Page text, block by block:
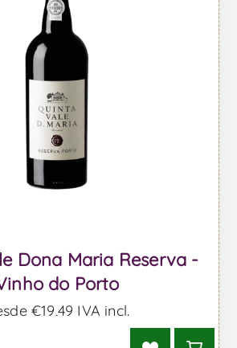
Dona Maria Reserva -
do Porto
€19,49 IVA incl.